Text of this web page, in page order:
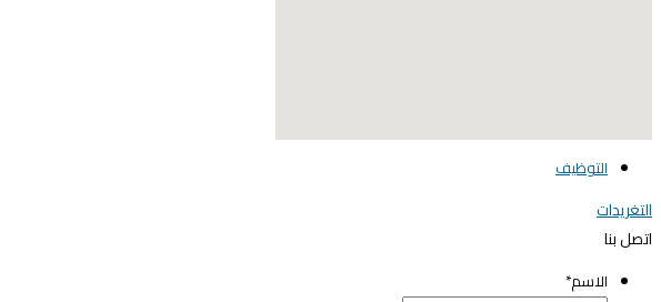
elegant media icon set
التوظيف
التغريدات
اتصل بنا
الاسم*